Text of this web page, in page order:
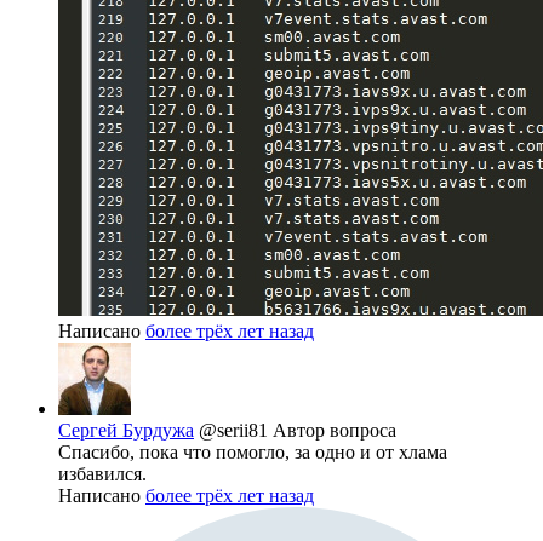
Написано более трёх лет назад
Сергей Бурдужа @serii81 Автор вопроса
Спасибо, пока что помогло, за одно и от хлама
избавился.
Написано более трёх лет назад